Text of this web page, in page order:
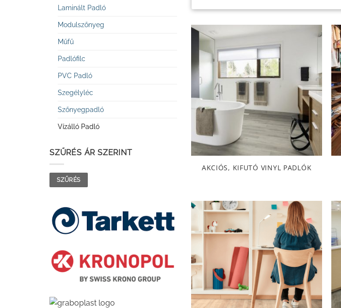
Laminált Padló
Modulszőnyeg
Műfű
Padlófilc
PVC Padló
Szegélyléc
Szőnyegpadló
Vízálló Padló
SZŰRÉS ÁR SZERINT
Min
Max
SZŰRÉS
AKCIÓS, KIFUTÓ VINYL PADLÓK